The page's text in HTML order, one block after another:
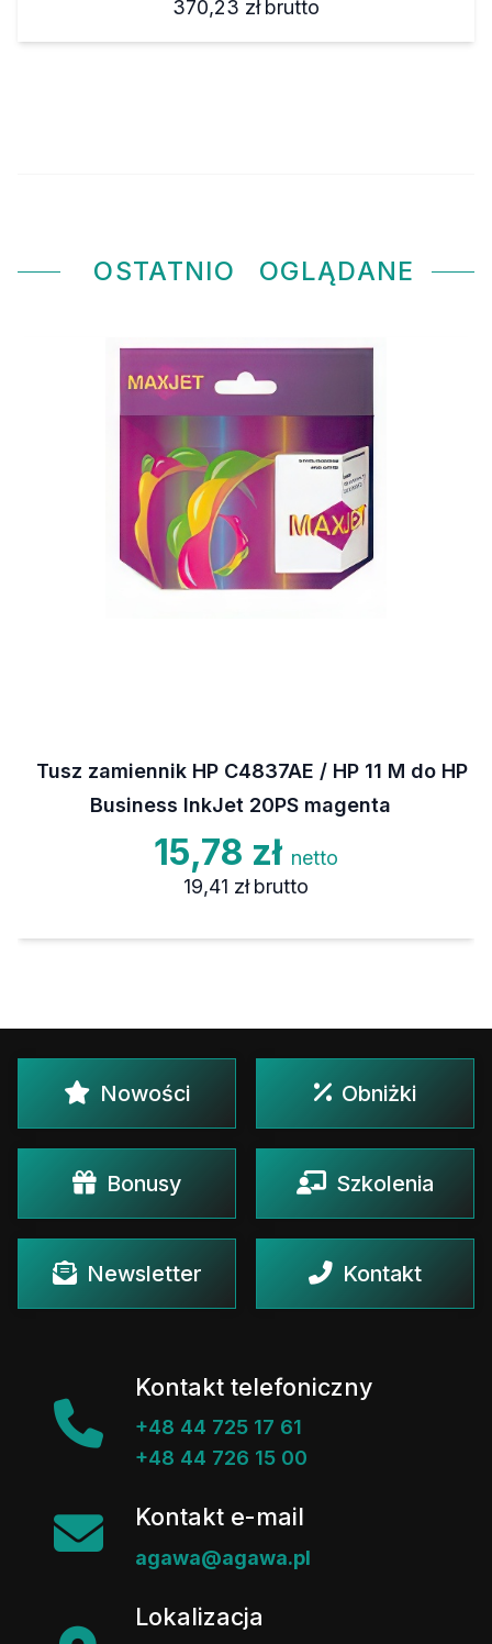
370,23 zł brutto
OSTATNIO OGLĄDANE
Tusz zamiennik HP C4837AE / HP 11 M do HP
Business InkJet 20PS magenta
15,78 zł netto
19,41 zł brutto
Nowości Obniżki
Bonusy Szkolenia
Newsletter Kontakt
Kontakt telefoniczny
+48 44 725 17 61
+48 44 726 15 00
Kontakt e-mail
agawa@agawa.pl
Lokalizacja